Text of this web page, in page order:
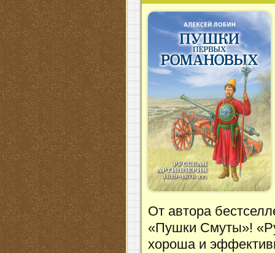
От автора
«Пушки Смуты»!
хороша и